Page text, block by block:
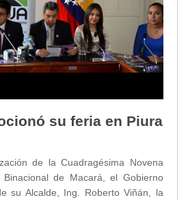
su feria en Piura
de la Cuadragésima Novena
de Macará, el Gobierno
su Alcalde, Ing. Roberto Viñán, la